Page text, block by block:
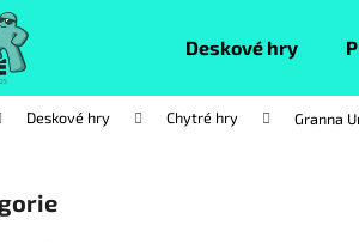
Deskové hry
Deskové hry Chytré hry Granna